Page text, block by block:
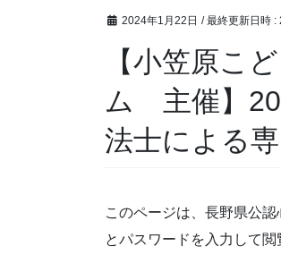
2024年1月22日 / 最終更新日時 :
【小笠原こ
ム 主催】
法士による
このページは、長野県公
とパスワードを入力して閲